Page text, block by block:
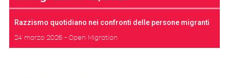
Razzismo quotidiano nei confronti delle persone migranti
24 marzo 2026 Open Migration